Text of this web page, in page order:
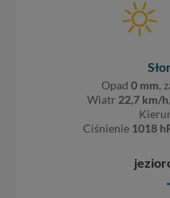
Opad 0 mm,
Wiatr 22,7 km/h
Ciśnienie 1018